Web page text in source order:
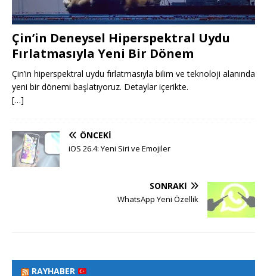
Çin’in Deneysel Hiperspektral Uydu
Fırlatmasıyla Yeni Bir Dönem
Çin’in hiperspektral uydu fırlatmasıyla bilim ve teknoloji alanında
yeni bir dönemi başlatıyoruz. Detaylar içerikte.
[…]
ÖNCEKI
iOS 26.4: Yeni Siri ve Emojiler
SONRAKI
WhatsApp Yeni Özellik
RAYHABER